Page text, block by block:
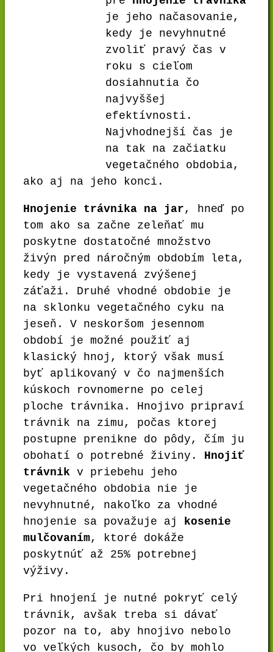
je jeho načasovanie,
kedy je nevyhnutné
zvoliť pravý čas v
roku s cieľom
dosiahnutia čo
najvyššej
efektívnosti.
Najvhodnejší čas je
na tak na začiatku
vegetačného obdobia,
ako aj na jeho konci.
Hnojenie trávnika na jar , hneď po
tom ako sa začne zeleňať mu
poskytne dostatočné množstvo
živýn pred náročným obdobím leta,
kedy je vystavená zvýšenej
záťaži. Druhé vhodné obdobie je
na sklonku vegetačného cyku na
jeseň. V neskoršom jesennom
období je možné použiť aj
klasický hnoj, ktorý však musí
byť aplikovaný v čo najmenších
kúskoch rovnomerne po celej
ploche trávnika. Hnojivo pripraví
trávnik na zimu, počas ktorej
postupne prenikne do pôdy, čím ju
obohatí o potrebné živiny. Hnojiť
trávnik v priebehu jeho
vegetačného obdobia nie je
nevyhnutné, nakoľko za vhodné
hnojenie sa považuje aj
kosenie
mulčovaním, ktoré dokáže
poskytnúť až 25% potrebnej
výživy.
Pri hnojení je nutné pokryť celý
trávnik, avšak treba si dávať
pozor na to, aby hnojivo nebolo
vo veľkých kusoch, čo by mohlo